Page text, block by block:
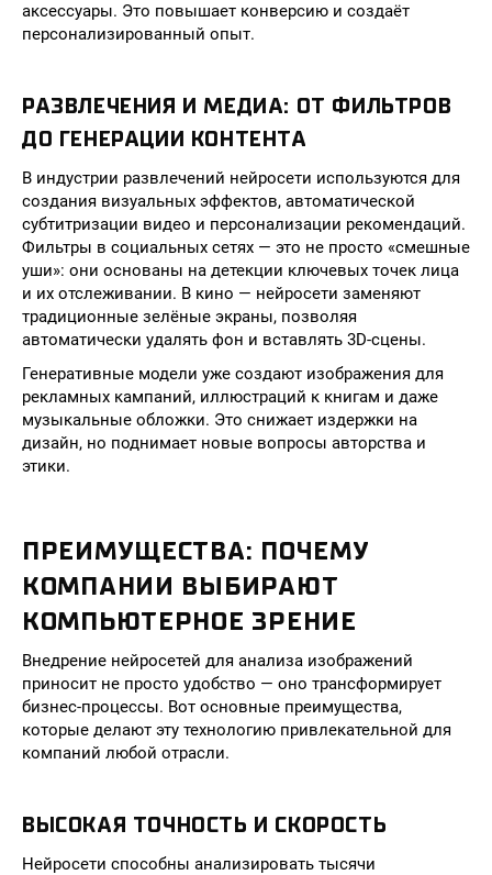
аксессуары. Это повышает конверсию и создаёт
персонализированный опыт.
РАЗВЛЕЧЕНИЯ И МЕДИА: ОТ ФИЛЬТРОВ
ДО ГЕНЕРАЦИИ КОНТЕНТА
В индустрии развлечений нейросети используются для
создания визуальных эффектов, автоматической
субтитризации видео и персонализации рекомендаций.
Фильтры в социальных сетях — это не просто «смешные
уши»: они основаны на детекции ключевых точек лица
и их отслеживании. В кино — нейросети заменяют
традиционные зелёные экраны, позволяя
автоматически удалять фон и вставлять 3D-сцены.
Генеративные модели уже создают изображения для
рекламных кампаний, иллюстраций к книгам и даже
музыкальные обложки. Это снижает издержки на
дизайн, но поднимает новые вопросы авторства и
этики.
ПРЕИМУЩЕСТВА: ПОЧЕМУ
КОМПАНИИ ВЫБИРАЮТ
КОМПЬЮТЕРНОЕ ЗРЕНИЕ
Внедрение нейросетей для анализа изображений
приносит не просто удобство — оно трансформирует
бизнес-процессы. Вот основные преимущества,
которые делают эту технологию привлекательной для
компаний любой отрасли.
ВЫСОКАЯ ТОЧНОСТЬ И СКОРОСТЬ
Нейросети способны анализировать тысячи